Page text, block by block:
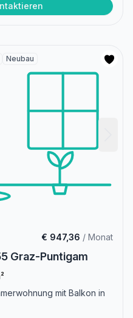
Neubau
€ 947,36 / Monat
Graz-Puntigam
mit Balkon in